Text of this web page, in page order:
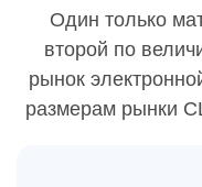
Один только
второй по
рынок
размерам рынки